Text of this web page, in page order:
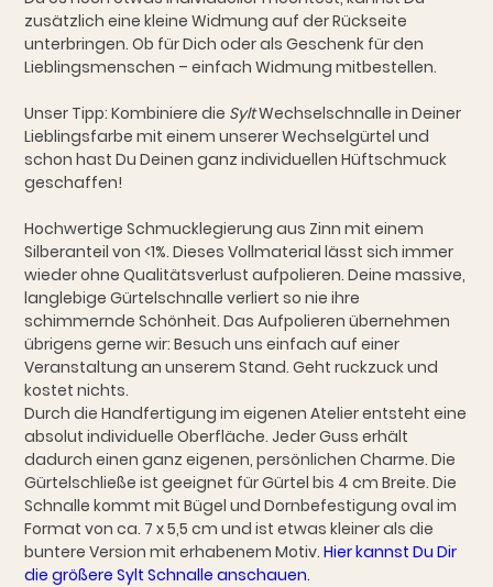
zusätzlich eine kleine Widmung auf der Rückseite
unterbringen. Ob für Dich oder als Geschenk für den
Lieblingsmenschen – einfach Widmung mitbestellen.
Unser Tipp: Kombiniere die SyltWechselschnalle in Deiner
Lieblingsfarbe mit einem unserer Wechselgürtel und
schon hast Du Deinen ganz individuellen Hüftschmuck
geschaffen!
Hochwertige Schmucklegierung aus Zinn mit einem
Silberanteil von <1%. Dieses Vollmaterial lässt sich immer
wieder ohne Qualitätsverlust aufpolieren. Deine massive,
langlebige Gürtelschnalle verliert so nie ihre
schimmernde Schönheit. Das Aufpolieren übernehmen
übrigens gerne wir: Besuch uns einfach auf einer
Veranstaltung an unserem Stand. Geht ruckzuck und
kostet nichts.
Durch die Handfertigung im eigenen Atelier entsteht eine
absolut individuelle Oberfläche. Jeder Guss erhält
dadurch einen ganz eigenen, persönlichen Charme. Die
Gürtelschließe ist geeignet für Gürtel bis 4 cm Breite. Die
Schnalle kommt mit Bügel und Dornbefestigung oval im
Format von ca. 7 x 5,5 cm und ist etwas kleiner als die
buntere Version mit erhabenem Motiv.Hier kannst Du Dir
die größere Sylt Schnalle anschauen.